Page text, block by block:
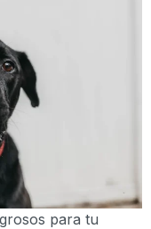
para tu